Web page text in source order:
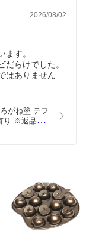
2026/08/02
す。
らけでした。
はありません…
がね塗 テフ
り ※返品交